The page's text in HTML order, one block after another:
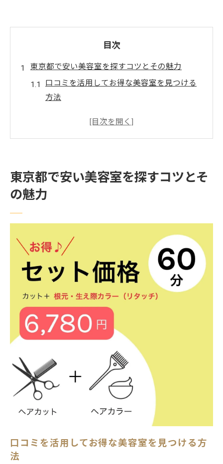
目次
東京都で安い美容室を探すコツとその魅力
口コミを活用してお得な美容室を見つける
方法
方
キャンペーンや割引情報をチェックしよう
リーズナブルな美容室を選ぶ際の注意点とは
安さだけで選ばない！口コミの重要性
技術力とサービスの質を確認する方法
実際に訪れて感じる雰囲気の大切さ
過去の施術事例を見て判断する
利用者の評価とリピート率をチェック
ロケーションとアクセスの便利さを考慮す
る
東京都内で見つけたコスパ抜群の美容室の紹介
実際に行ってみた美容室のレビュー
特におすすめの美容室エリア
スタッフの対応が良いと評判の美容室
特定のサービスが安い美容室を探す
東京都で安い美容室を探すコツとそ
の魅力
口コミを活用してお得な美容室を見つける方
法